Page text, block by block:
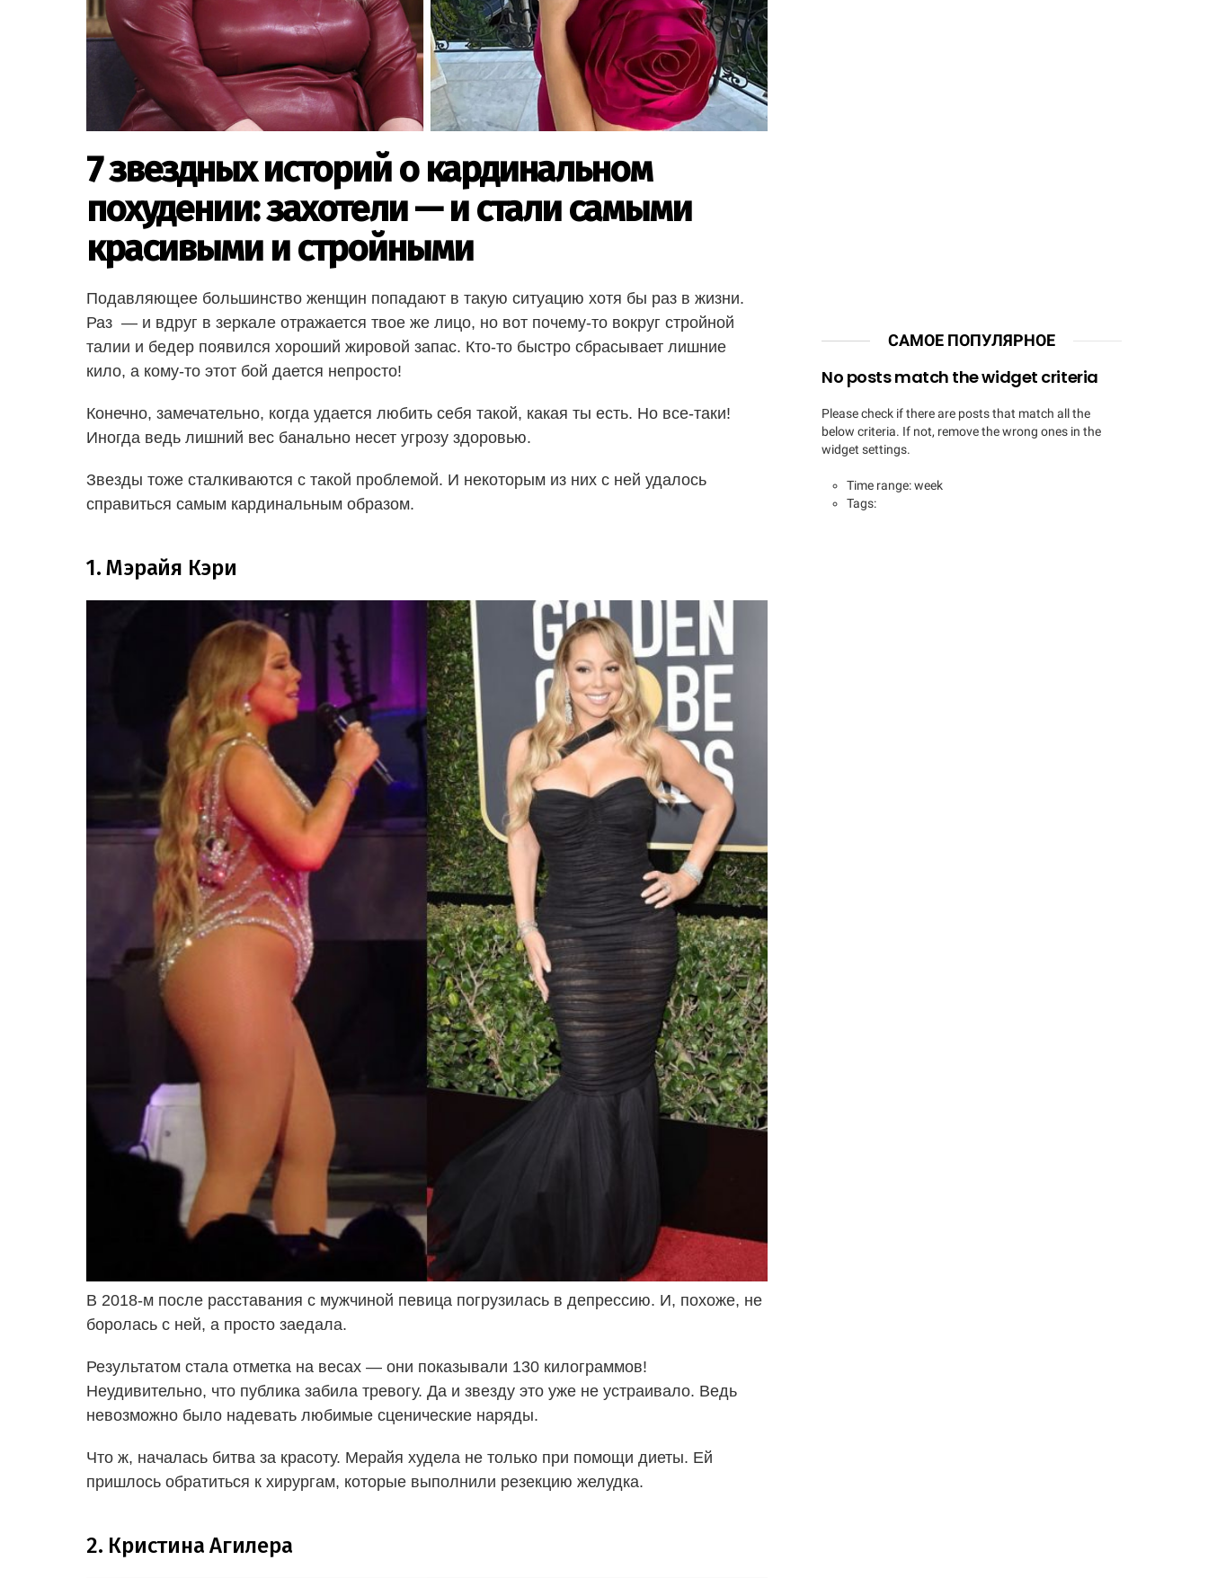
7 звездных историй о кардинальном
похудении: захотели — и стали самыми
красивыми и стройными
Подавляющее большинство женщин попадают в такую ситуацию хотя бы раз в жизни.
Раз — и вдруг в зеркале отражается твое же лицо, но вот почему-то вокруг стройной
талии и бедер появился хороший жировой запас. Кто-то быстро сбрасывает лишние
кило, а кому-то этот бой дается непросто!
Конечно, замечательно, когда удается любить себя такой, какая ты есть. Но все-таки!
Иногда ведь лишний вес банально несет угрозу здоровью.
Звезды тоже сталкиваются с такой проблемой. И некоторым из них с ней удалось
справиться самым кардинальным образом.
1. Мэрайя Кэри
В 2018-м после расставания с мужчиной певица погрузилась в депрессию. И, похоже, не
боролась с ней, а просто заедала.
Результатом стала отметка на весах — они показывали 130 килограммов!
Неудивительно, что публика забила тревогу. Да и звезду это уже не устраивало. Ведь
невозможно было надевать любимые сценические наряды.
Что ж, началась битва за красоту. Мерайя худела не только при помощи диеты. Ей
пришлось обратиться к хирургам, которые выполнили резекцию желудка.
2. Кристина Агилера
САМОЕ ПОПУЛЯРНОЕ
No posts match the widget criteria
Please check if there are posts that match all the
below criteria. If not, remove the wrong ones in the
widget settings.
Time range: week
Tags: